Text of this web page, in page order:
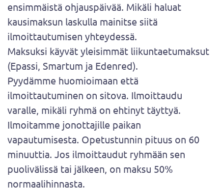
ensimmäistä ohjauspäivää. Mikäli haluat
kausimaksun laskulla mainitse siitä
ilmoittautumisen yhteydessä.
Maksuksi käyvät yleisimmät liikuntaetumaksut
(Epassi, Smartum ja Edenred).
​​​​​​​Pyydämme huomioimaan että
ilmoittautuminen on sitova. Ilmoittaudu
varalle, mikäli ryhmä on ehtinyt täyttyä.
Ilmoitamme jonottajille paikan
vapautumisesta. Opetustunnin pituus on 60
minuuttia. Jos ilmoittaudut ryhmään sen
puolivälissä tai jälkeen, on maksu 50%
normaalihinnasta.